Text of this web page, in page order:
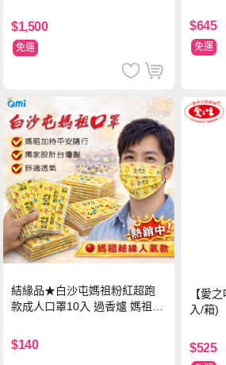
$1,500
免運
$645
免運
結緣品★白沙屯媽祖粉紅超跑
款成人口罩10入 過香爐 媽祖加
$140
【愛
入/箱)
$525